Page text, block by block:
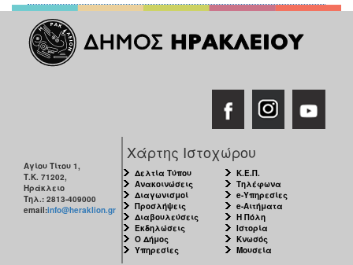
Αγίου Τίτου 1,
Τ.Κ. 71202,
Ηράκλειο
Τηλ.: 2813-409000
email:info@heraklion.gr
Χάρτης Ιστοχώρου
Δελτία Τύπου
Ανακοινώσεις
Διαγωνισμοί
Προσλήψεις
Διαβουλεύσεις
Εκδηλώσεις
Ο Δήμος
Υπηρεσίες
Κ.Ε.Π.
Τηλέφωνα
e-Υπηρεσίες
e-Αιτήματα
Η Πόλη
Ιστορία
Κνωσός
Μουσεία